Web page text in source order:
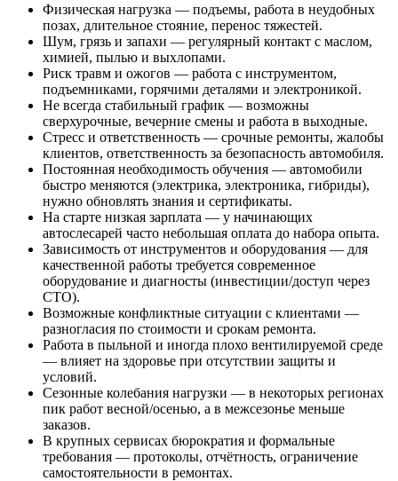
Физическая нагрузка — подъемы, работа в неудобных
позах, длительное стояние, перенос тяжестей.
Шум, грязь и запахи — регулярный контакт с маслом,
химией, пылью и выхлопами.
Риск травм и ожогов — работа с инструментом,
подъемниками, горячими деталями и электроникой.
Не всегда стабильный график — возможны
сверхурочные, вечерние смены и работа в выходные.
Стресс и ответственность — срочные ремонты, жалобы
клиентов, ответственность за безопасность автомобиля.
Постоянная необходимость обучения — автомобили
быстро меняются (электрика, электроника, гибриды),
нужно обновлять знания и сертификаты.
На старте низкая зарплата — у начинающих
автослесарей часто небольшая оплата до набора опыта.
Зависимость от инструментов и оборудования — для
качественной работы требуется современное
оборудование и диагносты (инвестиции/доступ через
СТО).
Возможные конфликтные ситуации с клиентами —
разногласия по стоимости и срокам ремонта.
Работа в пыльной и иногда плохо вентилируемой среде
— влияет на здоровье при отсутствии защиты и
условий.
Сезонные колебания нагрузки — в некоторых регионах
пик работ весной/осенью, а в межсезонье меньше
заказов.
В крупных сервисах бюрократия и формальные
требования — протоколы, отчётность, ограничение
самостоятельности в ремонтах.